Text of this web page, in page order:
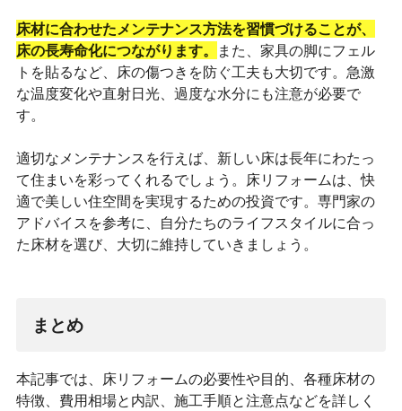
床材に合わせたメンテナンス方法を習慣づけることが、
床の長寿命化につながります。
また、家具の脚にフェル
トを貼るなど、床の傷つきを防ぐ工夫も大切です。急激
な温度変化や直射日光、過度な水分にも注意が必要で
す。
適切なメンテナンスを行えば、新しい床は長年にわたっ
て住まいを彩ってくれるでしょう。床リフォームは、快
適で美しい住空間を実現するための投資です。専門家の
アドバイスを参考に、自分たちのライフスタイルに合っ
た床材を選び、大切に維持していきましょう。
まとめ
本記事では、床リフォームの必要性や目的、各種床材の
特徴、費用相場と内訳、施工手順と注意点などを詳しく